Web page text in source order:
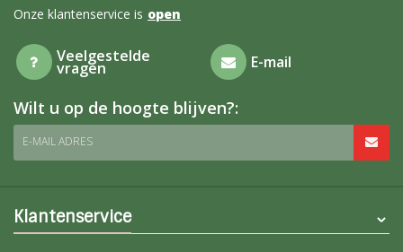
Onze klantenservice is open
Veelgestelde
vragen E-mail
Wilt u op de hoogte blijven?:
E-MAIL ADRES
Klantenservice